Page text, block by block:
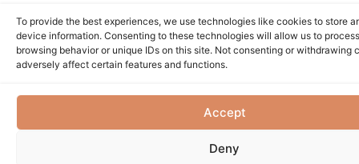
To provide the best experiences, we use technologies like cookies to store
device information. Consenting to these technologies will allow us to
browsing behavior or unique IDs on this site. Not consenting or withdrawing
adversely affect certain features and functions.
Accept
Deny